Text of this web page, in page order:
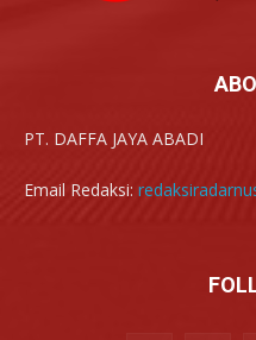
PT. DAFFA JAYA ABADI
Email Redaksi: